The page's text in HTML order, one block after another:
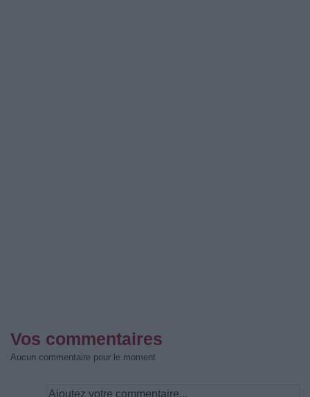
Vos commentaires
Aucun commentaire pour le moment